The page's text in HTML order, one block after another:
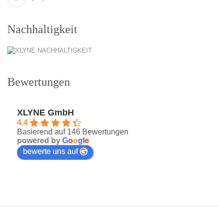
Nachhaltigkeit
Bewertungen
XLYNE GmbH
4.4
Basierend auf 146 Bewertungen
powered by Goog e
bewerte uns auf